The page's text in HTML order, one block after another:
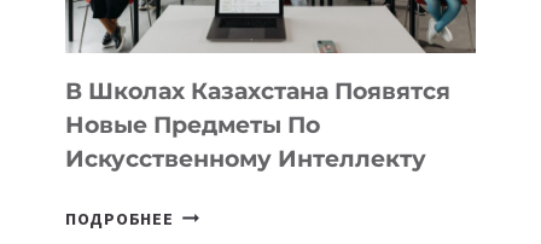
ПРОГРАММУ
ДЛЯ
ТЕХНОЛОГИЧЕСКИХ
В Школах Казахстана Появятся
Новые Предметы По
Искусственному Интеллекту
ПОДРОБНЕЕ В